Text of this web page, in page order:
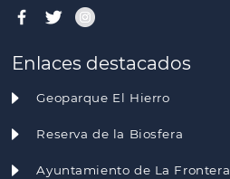
Enlaces destacados
Geoparque El Hierro
Reserva de la Biosfera
Ayuntamiento de La Frontera